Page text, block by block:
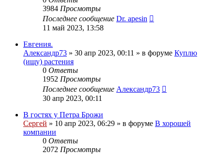
3984 Просмотры
Последнее сообщение Dr. apesin
11 май 2023, 13:58
Евгения.
Александр73 » 30 апр 2023, 00:11 » в форуме Куплю
(ищу) растения
0 Ответы
1952 Просмотры
Последнее сообщение Александр73
30 апр 2023, 00:11
В гостях у Петра Брожи
Сергей » 10 апр 2023, 06:29 » в форуме В хорошей
компании
0 Ответы
2072 Просмотры